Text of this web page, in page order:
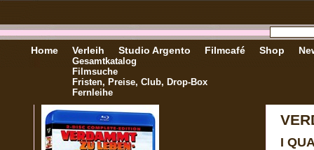
Home Verleih
Gesamtkatalog
Filmsuche
Fristen, Preise, Club, Drop-Box
Fernleihe
Studio Argento Filmcafé Shop
I